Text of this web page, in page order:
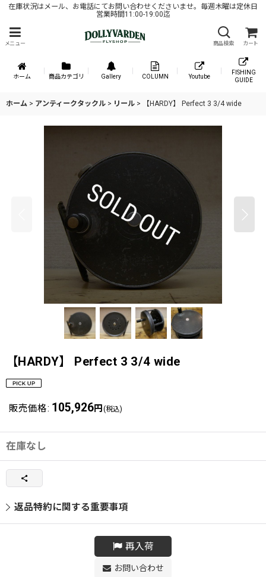
在庫状況はメール、お電話にてお問い合わせくださいませ。毎週木曜は定休日
営業時間11:00-19:00迄
メニュー 商品検索 カート
ホーム 商品カテゴリ Gallery COLUMN Youtube
FISHING
GUIDE
ホーム > アンティークタックル > リール > 【HARDY】 Perfect 3 3/4 wide
【HARDY】 Perfect 3 3/4 wide
販売価格: 105,926円 (税込)
在庫なし
返品特約に関する重要事項
再入荷
お問い合わせ